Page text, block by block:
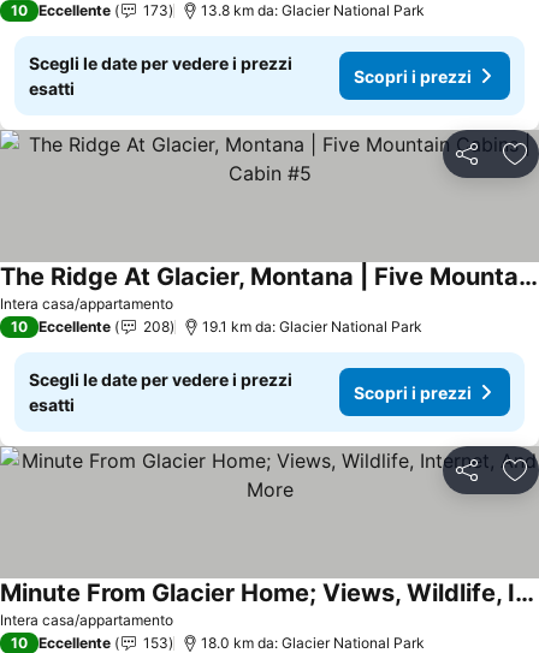
10 Eccellente 173 13.8 km da: Glacier National Park
Scegli le date per vedere i prezzi
esatti
Scopri i prezzi
Condividi
Intera casa/appartamento
The Ridge At Glacier, Montana | Five Mountain Cabins | Cabin #5
10 Eccellente 208 19.1 km da: Glacier National Park
Scegli le date per vedere i prezzi
esatti
Scopri i prezzi
Condividi
Intera casa/appartamento
Minute From Glacier Home; Views, Wildlife, Internet, And More
10 Eccellente 153 18.0 km da: Glacier National Park